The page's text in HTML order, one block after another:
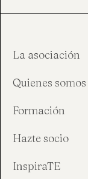
La asociación
Quienes somos
Formación
Hazte socio
InspiraTE